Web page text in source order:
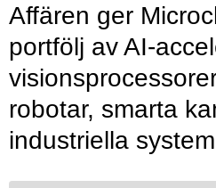
Affären ger
portfölj av AI-
robotar, smarta
industriella